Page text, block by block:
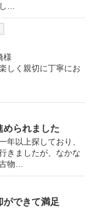
…
様
しく親切に丁寧にお
められました
年以上探しており、
きましたが、なかな
物…
ができて満足